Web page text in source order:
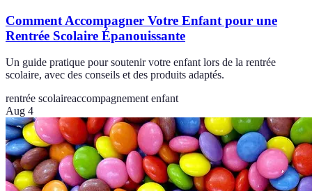
Comment Accompagner Votre Enfant pour une
Rentrée Scolaire Épanouissante
Un guide pratique pour soutenir votre enfant lors de la rentrée
scolaire, avec des conseils et des produits adaptés.
rentrée scolaireaccompagnement enfant
Aug 4